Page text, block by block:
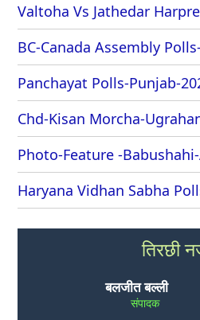
Valtoha Vs Jathedar
BC-Canada Assembly
Panchayat Polls-Punjab-
Chd-Kisan Morcha-
Photo-Feature -
Haryana Vidhan Sabha
तिरछी
बलजीत बल्ली
संपादक